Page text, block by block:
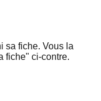
sa fiche. Vous la
fiche" ci-contre.